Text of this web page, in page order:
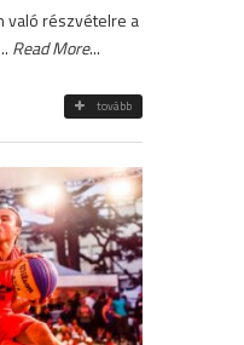
való részvételre a
Read More...
tovább